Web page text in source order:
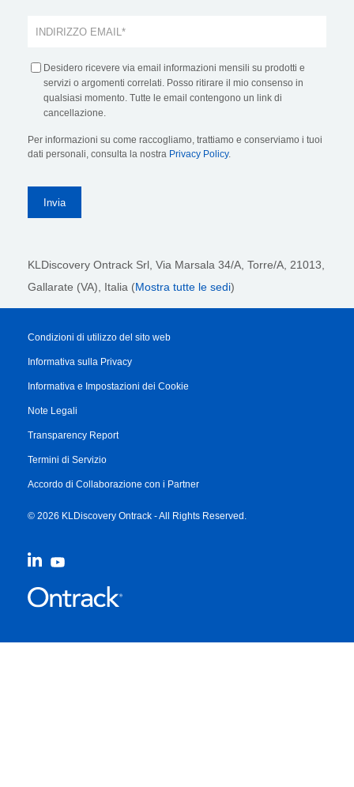
Desidero ricevere via email informazioni mensili su prodotti e
servizi o argomenti correlati. Posso ritirare il mio consenso in
qualsiasi momento. Tutte le email contengono un link di
cancellazione.
Per informazioni su come raccogliamo, trattiamo e conserviamo i tuoi
dati personali, consulta la nostra Privacy Policy.
KLDiscovery Ontrack Srl, Via Marsala 34/A, Torre/A, 21013,
Gallarate (VA), Italia (Mostra tutte le sedi)
Condizioni di utilizzo del sito web
Informativa sulla Privacy
Informativa e Impostazioni dei Cookie
Note Legali
Transparency Report
Termini di Servizio
Accordo di Collaborazione con i Partner
© 2026 KLDiscovery Ontrack - All Rights Reserved.